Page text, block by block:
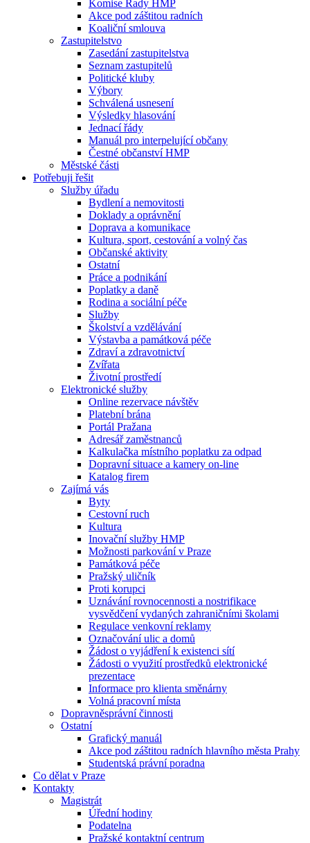
Komise Rady HMP
Akce pod záštitou radních
Koaliční smlouva
Zastupitelstvo
Zasedání zastupitelstva
Seznam zastupitelů
Politické kluby
Výbory
Schválená usnesení
Výsledky hlasování
Jednací řády
Manuál pro interpelující občany
Čestné občanství HMP
Městské části
Potřebuji řešit
Služby úřadu
Bydlení a nemovitosti
Doklady a oprávnění
Doprava a komunikace
Kultura, sport, cestování a volný čas
Občanské aktivity
Ostatní
Práce a podnikání
Poplatky a daně
Rodina a sociální péče
Služby
Školství a vzdělávání
Výstavba a památková péče
Zdraví a zdravotnictví
Zvířata
Životní prostředí
Elektronické služby
Online rezervace návštěv
Platební brána
Portál Pražana
Adresář zaměstnanců
Kalkulačka místního poplatku za odpad
Dopravní situace a kamery on-line
Katalog firem
Zajímá vás
Byty
Cestovní ruch
Kultura
Inovační služby HMP
Možnosti parkování v Praze
Památková péče
Pražský uličník
Proti korupci
Uznávání rovnocennosti a nostrifikace
vysvědčení vydaných zahraničními školami
Regulace venkovní reklamy
Označování ulic a domů
Žádost o vyjádření k existenci sítí
Žádosti o využití prostředků elektronické
prezentace
Informace pro klienta směnárny
Volná pracovní místa
Dopravněsprávní činnosti
Ostatní
Grafický manuál
Akce pod záštitou radních hlavního města Prahy
Studentská právní poradna
Co dělat v Praze
Kontakty
Magistrát
Úřední hodiny
Podatelna
Pražské kontaktní centrum